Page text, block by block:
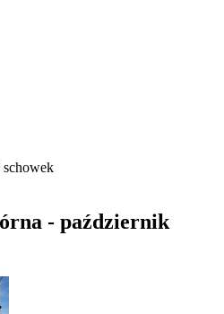
- październik